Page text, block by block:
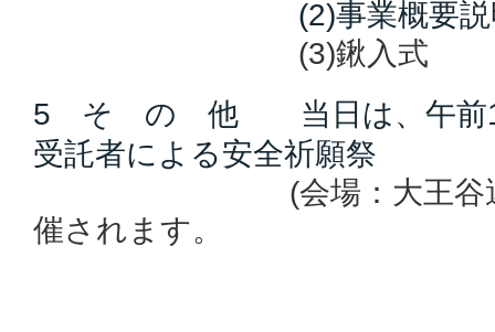
(2)事業概要説
(3)鍬入式
5 そ の 他 当日は、午前10
受託者による安全祈願祭
(会場：大王谷運動公
催されます。